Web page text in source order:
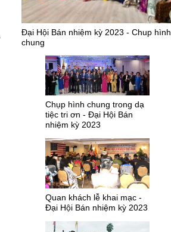
Đại Hội Bán nhiệm kỳ 2023 - Chup hình
chung
Chụp hình chung trong dạ
tiệc tri ơn - Đại Hội Bán
nhiệm kỳ 2023
Quan khách lễ khai mạc -
Đại Hội Bán nhiệm kỳ 2023